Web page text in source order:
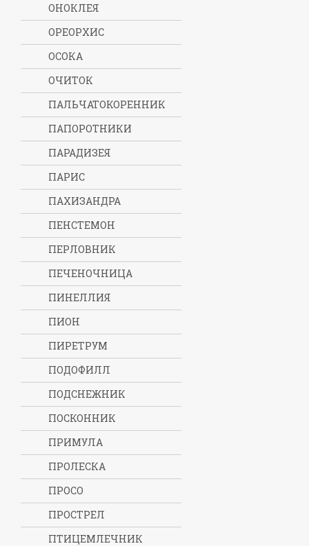
ОНОКЛЕЯ
ОРЕОРХИС
ОСОКА
ОЧИТОК
ПАЛЬЧАТОКОРЕННИК
ПАПОРОТНИКИ
ПАРАДИЗЕЯ
ПАРИС
ПАХИЗАНДРА
ПЕНСТЕМОН
ПЕРЛОВНИК
ПЕЧЕНОЧНИЦА
ПИНЕЛЛИЯ
ПИОН
ПИРЕТРУМ
ПОДОФИЛЛ
ПОДСНЕЖНИК
ПОСКОННИК
ПРИМУЛА
ПРОЛЕСКА
ПРОСО
ПРОСТРЕЛ
ПТИЦЕМЛЕЧНИК